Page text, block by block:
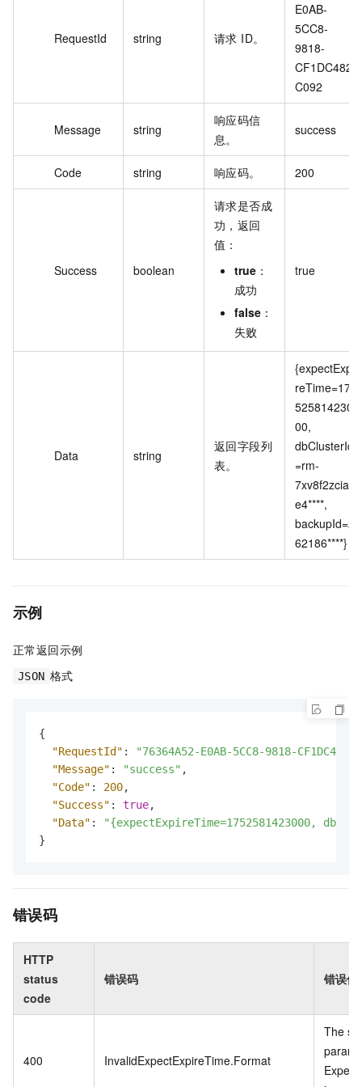
RequestId string 请求 ID。
E0AB-
5CC8-
9818-
CF1DC482
C092
Message string
响应码信
息。
success
Code string 响应码。 200
Success boolean
请求是否成
功，返回
值：
true ：
成功
false ：
失败
true
Data string
返回字段列
表。
{expectExpi
reTime=17
525814230
00,
dbClusterId
=rm-
7xv8f2zcia0
e4****,
backupId=2
62186****}
示例
正常返回示例
JSON 格式
{
"RequestId" :
"76364A52-E0AB-5CC8-9818-
"Message" : "success" ,
"Code" : 200,
"Success" : true,
"Data" :
"{expectExpireTime=1752581423000,
}
错误码
HTTP
status
code
错误码 错误信
400 InvalidExpectExpireTime.Format
The
param